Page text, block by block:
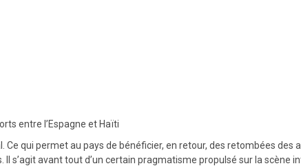
entre l’Espagne et Haïti
qui permet au pays de bénéficier, en retour, des retombées
s’agit avant tout d’un certain pragmatisme propulsé sur la scène